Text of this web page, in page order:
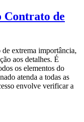
Contrato de
extrema importância,
aos detalhes. É
os elementos do
atenda a todas as
envolve verificar a